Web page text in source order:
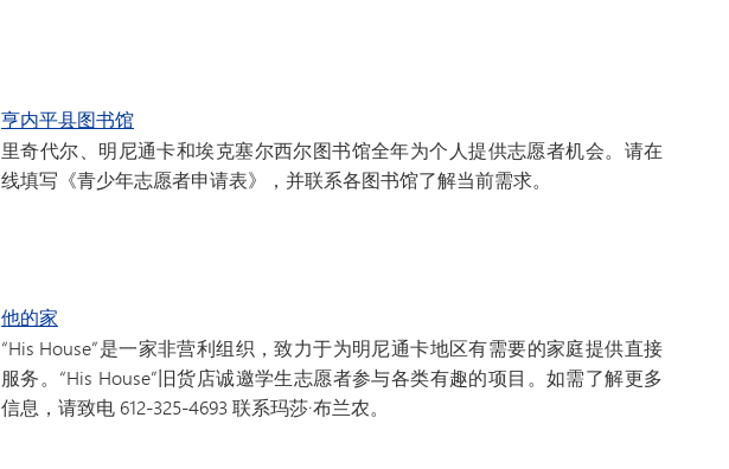
亨内平县图书馆
里奇代尔、明尼通卡和埃克塞尔西尔图书馆全年为个人提供志愿者机会。请在
线填写《青少年志愿者申请表》，并联系各图书馆了解当前需求。
他的家
“His House”是一家非营利组织，致力于为明尼通卡地区有需要的家庭提供直接
服务。“His House”旧货店诚邀学生志愿者参与各类有趣的项目。如需了解更多
信息，请致电 612-325-4693 联系玛莎·布兰农。